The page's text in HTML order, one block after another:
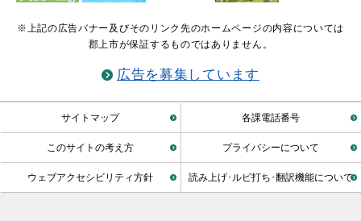
※上記の広告バナー及びそのリンク先のホームページの内容については
郡上市が保証するものではありません。
広告を募集しています
サイトマップ 各課電話番号
このサイトの考え方 プライバシーについて
ウェブアクセシビリティ方針 読み上げ･ルビ打ち･翻訳機能について